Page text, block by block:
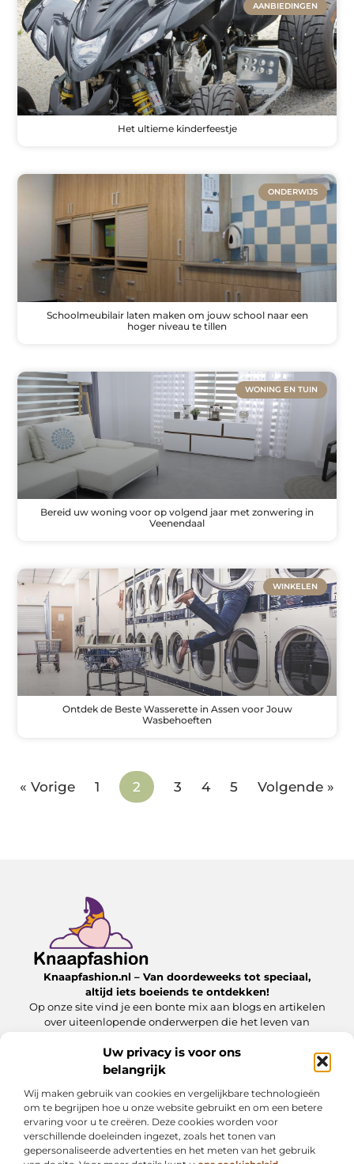
Uw privacy is voor ons
belangrijk
Wij maken gebruik van cookies en vergelijkbare technologieën
om te begrijpen hoe u onze website gebruikt en om een betere
ervaring voor u te creëren. Deze cookies worden voor
verschillende doeleinden ingezet, zoals het tonen van
gepersonaliseerde advertenties en het meten van het gebruik
AANBIEDINGEN
Het ultieme kinderfeestje
ONDERWIJS
Schoolmeubilair laten maken om jouw school naar een
hoger niveau te tillen
WONING EN TUIN
Bereid uw woning voor op volgend jaar met zonwering in
Veenendaal
WINKELEN
Ontdek de Beste Wasserette in Assen voor Jouw
Wasbehoeften
« Vorige 1 2 3 4 5 Volgende »
Knaapfashion.nl – Van doordeweeks tot speciaal,
altijd iets boeiends te ontdekken!
Op onze site vind je een bonte mix aan blogs en artikelen
over uiteenlopende onderwerpen die het leven van
Onze informatie
Bericht categorie